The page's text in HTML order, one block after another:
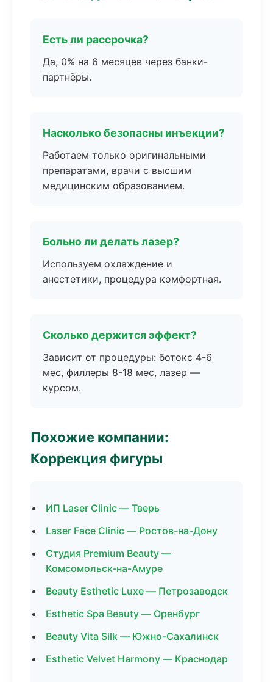
Есть ли рассрочка?
Да, 0% на 6 месяцев через банки-
партнёры.
Насколько безопасны инъекции?
Работаем только оригинальными
препаратами, врачи с высшим
медицинским образованием.
Больно ли делать лазер?
Используем охлаждение и
анестетики, процедура комфортная.
Сколько держится эффект?
Зависит от процедуры: ботокс 4-6
мес, филлеры 8-18 мес, лазер —
курсом.
Похожие компании:
Коррекция фигуры
ИП Laser Clinic — Тверь
Laser Face Clinic — Ростов-на-Дону
Студия Premium Beauty —
Комсомольск-на-Амуре
Beauty Esthetic Luxe — Петрозаводск
Esthetic Spa Beauty — Оренбург
Beauty Vita Silk — Южно-Сахалинск
Esthetic Velvet Harmony — Краснодар